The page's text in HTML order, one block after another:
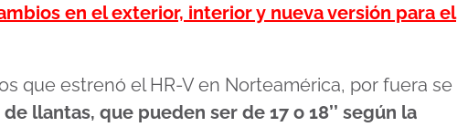
en el exterior, interior y nueva versión para el
que estrenó el HR-V en Norteamérica, por fuera se
llantas, que pueden ser de 17 o 18’’ según la